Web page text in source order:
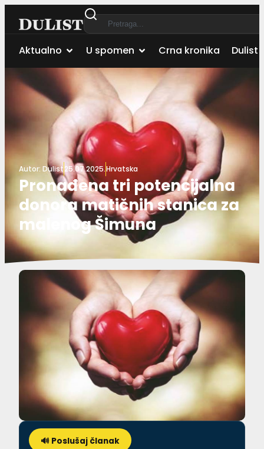
Aktualno U spomen Crna kronika Dulist
Autor: Dulist25.07.2025.Hrvatska
Pronađena tri potencijalna
donora matičnih stanica za
malenog Šimuna
🔊 Poslušaj članak